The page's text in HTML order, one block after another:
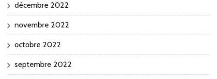
décembre 2022
novembre 2022
octobre 2022
septembre 2022